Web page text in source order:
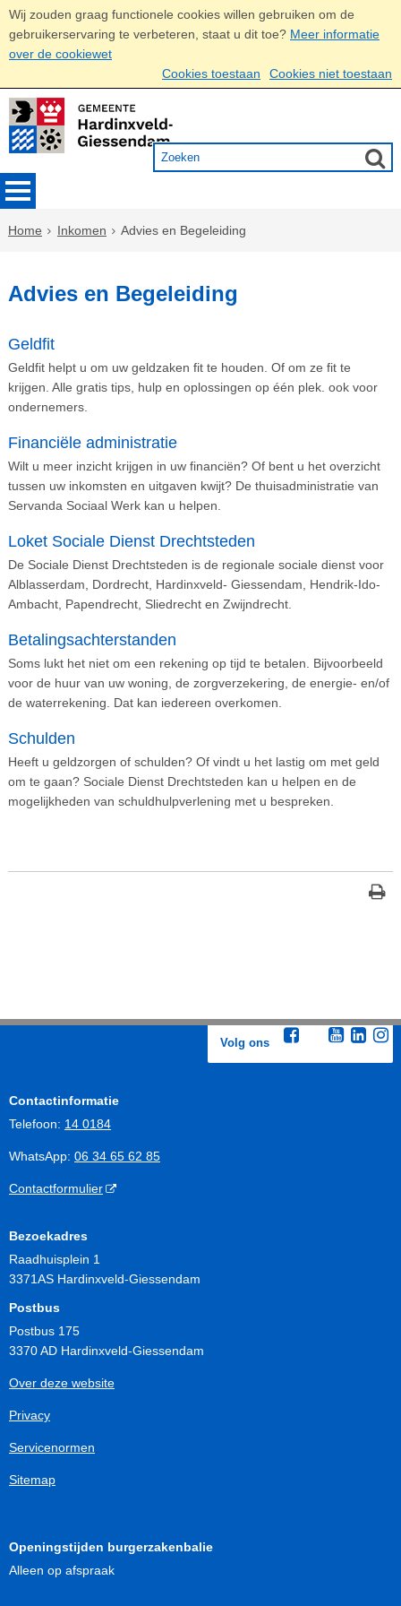
Wij zouden graag functionele cookies willen gebruiken om de
gebruikerservaring te verbeteren, staat u dit toe? Meer informatie
over de cookiewet
Cookies toestaan
Cookies niet toestaan
Home Inkomen Advies en Begeleiding
Advies en Begeleiding
Geldfit
Geldfit helpt u om uw geldzaken fit te houden. Of om ze fit te
krijgen. Alle gratis tips, hulp en oplossingen op één plek. ook voor
ondernemers.
Financiële administratie
Wilt u meer inzicht krijgen in uw financiën? Of bent u het overzicht
tussen uw inkomsten en uitgaven kwijt? De thuisadministratie van
Servanda Sociaal Werk kan u helpen.
Loket Sociale Dienst Drechtsteden
De Sociale Dienst Drechtsteden is de regionale sociale dienst voor
Alblasserdam, Dordrecht, Hardinxveld- Giessendam, Hendrik-Ido-
Ambacht, Papendrecht, Sliedrecht en Zwijndrecht.
Betalingsachterstanden
Soms lukt het niet om een rekening op tijd te betalen. Bijvoorbeeld
voor de huur van uw woning, de zorgverzekering, de energie- en/of
de waterrekening. Dat kan iedereen overkomen.
Schulden
Heeft u geldzorgen of schulden? Of vindt u het lastig om met geld
om te gaan? Sociale Dienst Drechtsteden kan u helpen en de
mogelijkheden van schuldhulpverlening met u bespreken.
Volg ons
Contactinformatie
Telefoon: 14 0184
WhatsApp: 06 34 65 62 85
Contactformulier
Bezoekadres
Raadhuisplein 1
3371AS Hardinxveld-Giessendam
Postbus
Postbus 175
3370 AD Hardinxveld-Giessendam
Over deze website
Privacy
Servicenormen
Sitemap
Openingstijden burgerzakenbalie
Alleen op afspraak